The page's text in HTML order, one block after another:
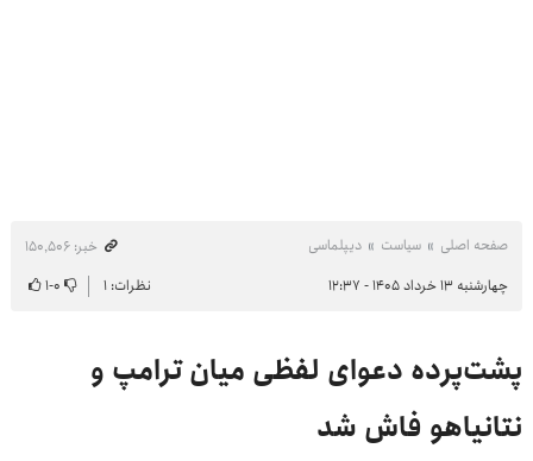
صفحه اصلی سیاست دیپلماسی
خبر: ۱۵۰٬۵۰۶
چهارشنبه ۱۳ خرداد ۱۴۰۵ - ۱۲:۳۷
نظرات: ۱ ۰-۱
پشت‌پرده دعوای لفظی میان ترامپ و
نتانیاهو فاش شد